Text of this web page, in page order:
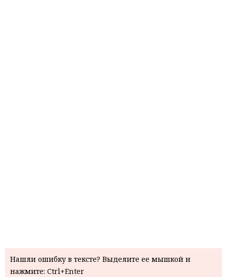
Нашли ошибку в тексте? Выделите ее мышкой и
нажмите: Ctrl+Enter